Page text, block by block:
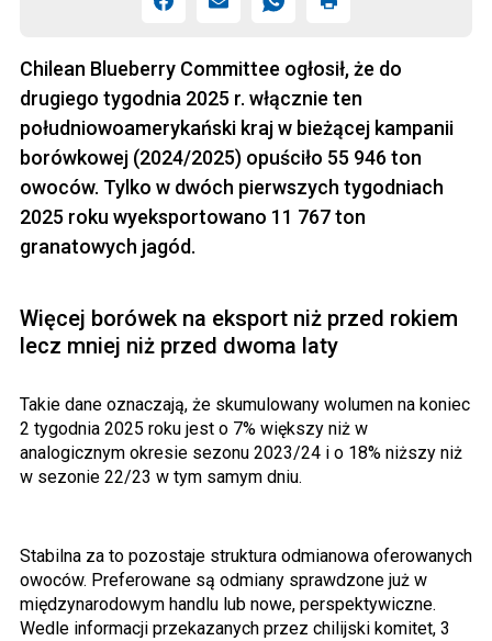
Chilean Blueberry Committee ogłosił, że do
drugiego tygodnia 2025 r. włącznie ten
południowoamerykański kraj w bieżącej kampanii
borówkowej (2024/2025) opuściło 55 946 ton
owoców. Tylko w dwóch pierwszych tygodniach
2025 roku wyeksportowano 11 767 ton
granatowych jagód.
Więcej borówek na eksport niż przed rokiem
lecz mniej niż przed dwoma laty
Takie dane oznaczają, że skumulowany wolumen na koniec
2 tygodnia 2025 roku jest o 7% większy niż w
analogicznym okresie sezonu 2023/24 i o 18% niższy niż
w sezonie 22/23 w tym samym dniu.
Stabilna za to pozostaje struktura odmianowa oferowanych
owoców. Preferowane są odmiany sprawdzone już w
międzynarodowym handlu lub nowe, perspektywiczne.
Wedle informacji przekazanych przez chilijski komitet, 3